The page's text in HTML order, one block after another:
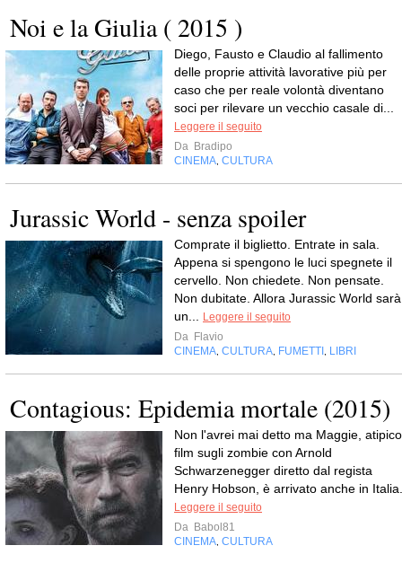
Noi e la Giulia ( 2015 )
Diego, Fausto e Claudio al fallimento
delle proprie attività lavorative più per
caso che per reale volontà diventano
soci per rilevare un vecchio casale di...
Leggere il seguito
Da Bradipo
CINEMA CULTURA
Jurassic World - senza spoiler
Comprate il biglietto. Entrate in sala.
Appena si spengono le luci spegnete il
cervello. Non chiedete. Non pensate.
Non dubitate. Allora Jurassic World sarà
un...
Leggere il seguito
Da Flavio
CINEMA CULTURA FUMETTI LIBRI
Contagious: Epidemia mortale (2015)
Non l'avrei mai detto ma Maggie, atipico
film sugli zombie con Arnold
Schwarzenegger diretto dal regista
Henry Hobson, è arrivato anche in Italia.
Leggere il seguito
Da Babol81
CINEMA CULTURA